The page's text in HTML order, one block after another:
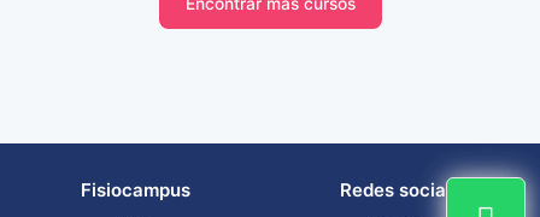
Fisiocampus Redes sociales